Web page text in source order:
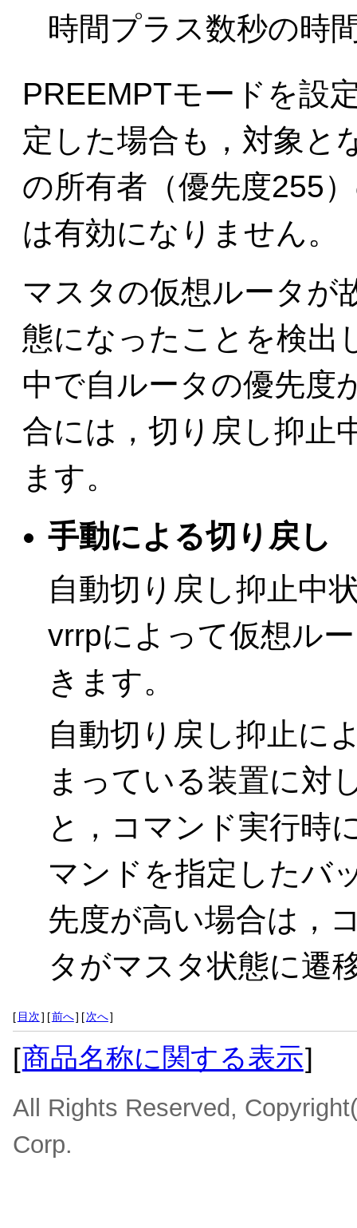
時間プラス数秒の時
PREEMPTモードを設
定した場合も，対象と
の所有者（優先度255
は有効になりません。
マスタの仮想ルータが
態になったことを検出
中で自ルータの優先度
合には，切り戻し抑止
ます。
手動による切り戻し
自動切り戻し抑止中
vrrpによって仮想ル
きます。
自動切り戻し抑止に
まっている装置に対
と，コマンド実行時
マンドを指定したバ
先度が高い場合は，
タがマスタ状態に遷
[ 目次] [前へ] [次へ]
[商品名称に関する表示]
All Rights Reserved,
Corp.